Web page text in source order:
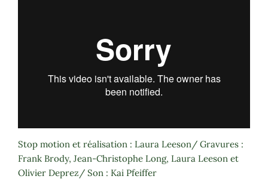
Stop motion et réalisation : Laura Leeson/ Gravures :
Frank Brody, Jean-Christophe Long, Laura Leeson et
Olivier Deprez/ Son : Kai Pfeiffer